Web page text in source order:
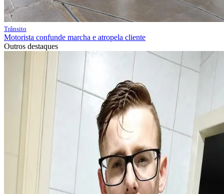
Trânsito
Motorista confunde marcha e atropela cliente
Outros destaques